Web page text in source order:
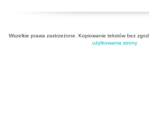
Wszelkie prawa zastrzeżone. Kopiowanie tekstów bez
użytkowania strony